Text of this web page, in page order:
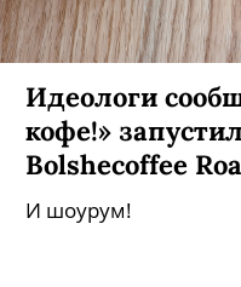
Идеологи
кофе!»
Bolshecoffee
И шоурум!